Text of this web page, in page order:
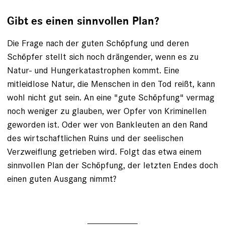
Gibt es einen sinnvollen Plan?
Die Frage nach der guten Schöpfung und deren
Schöpfer stellt sich noch drängender, wenn es zu
Natur- und Hungerkatastrophen kommt. Eine
mitleidlose Natur, die Menschen in den Tod reißt, kann
wohl nicht gut sein. An eine "gute Schöpfung" vermag
noch weniger zu glauben, wer ­Opfer von Kriminellen
geworden ist. Oder wer von Bankleuten an den Rand
des wirtschaftlichen Ruins und der seelischen
Verzweiflung getrieben wird. Folgt das etwa einem
sinnvollen Plan der Schöpfung, der letzten Endes doch
einen guten Ausgang nimmt?